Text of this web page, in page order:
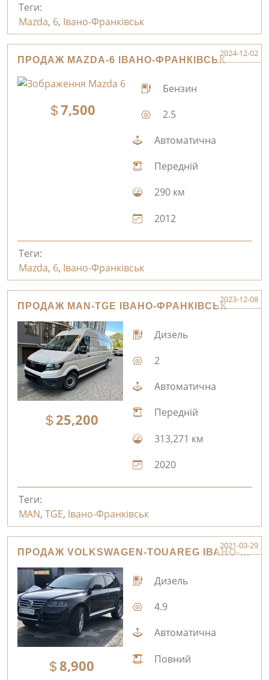
Теги:
Mazda, 6, Івано-Франківськ
ПРОДАЖ MAZDA-6 ІВАНО-ФРАНКІВСЬК
2024-12-02
7,500
Бензин
2.5
Автоматична
Передній
290 км
2012
Теги:
Mazda, 6, Івано-Франківськ
ПРОДАЖ MAN-TGE ІВАНО-ФРАНКІВСЬК
2023-12-08
25,200
Дизель
2
Автоматична
Передній
313,271 км
2020
Теги:
MAN, TGE, Івано-Франківськ
ПРОДАЖ VOLKSWAGEN-TOUAREG ІВАНО-ФРАНКІВСЬК
2021-03-29
8,900
Дизель
4.9
Автоматична
Повний